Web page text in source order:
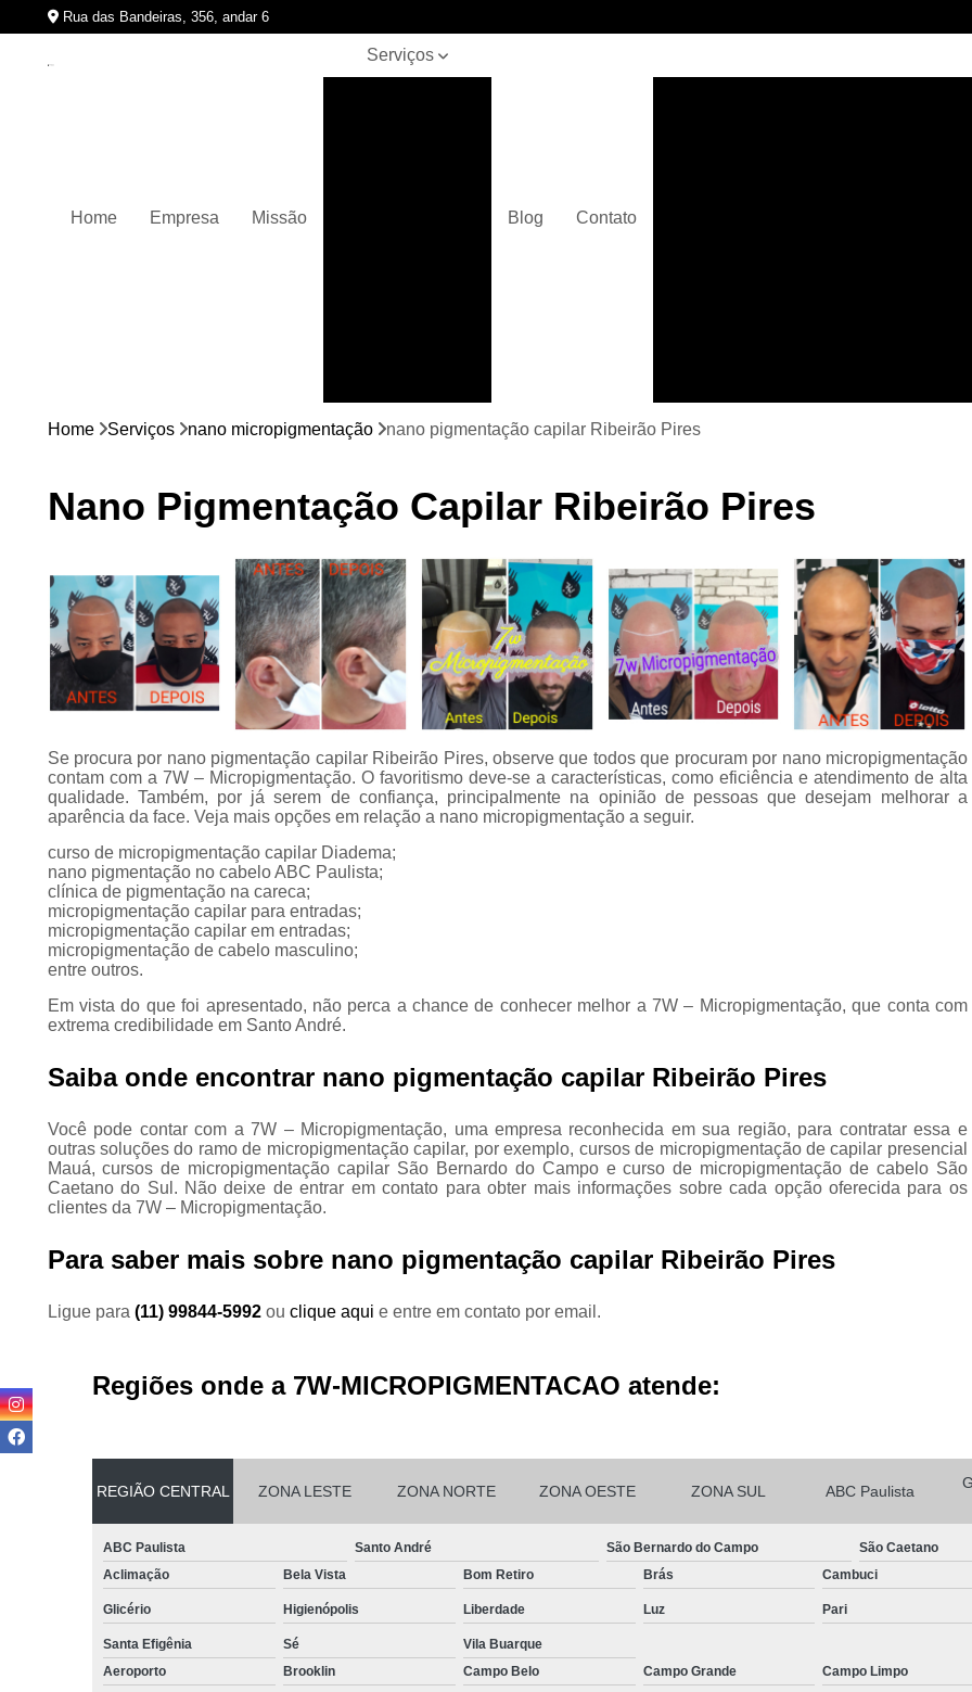
Rua das Bandeiras, 356, andar 6
Home Empresa Missão
Serviços
Preenchimento
Tratamento para
calvície
Blog Contato
Curso de
Curso de Micropigmentação Santo
Curso
Curso Presencial
Cursos de
Cursos de Micropigmentação de
Micropigmentação Capilar com
Micropigmentação Capilar em
Micropigmentação
Micropigmentação Capilar
Micropigmentação Capilar Fio
Micropigmentação de
Micropigmentação de Cabelo
Micropigmentação Fio a Fio Barba
Micropigmentação na Barba ABC
Nano Micropigmentação de Barba
Nano Pigmentação Cabelo Rio
Nano
Home Serviços nano micropigmentação nano pigmentação capilar Ribeirão Pires
Nano Pigmentação Capilar Ribeirão Pires
Se procura por nano pigmentação capilar Ribeirão Pires, observe que todos que procuram por nano micropigmentação
contam com a 7W – Micropigmentação. O favoritismo deve-se a características, como eficiência e atendimento de alta
qualidade. Também, por já serem de confiança, principalmente na opinião de pessoas que desejam melhorar a
aparência da face. Veja mais opções em relação a nano micropigmentação a seguir.
curso de micropigmentação capilar Diadema;
nano pigmentação no cabelo ABC Paulista;
clínica de pigmentação na careca;
micropigmentação capilar para entradas;
micropigmentação capilar em entradas;
micropigmentação de cabelo masculino;
entre outros.
Em vista do que foi apresentado, não perca a chance de conhecer melhor a 7W – Micropigmentação, que conta com
extrema credibilidade em Santo André.
Saiba onde encontrar nano pigmentação capilar Ribeirão Pires
Você pode contar com a 7W – Micropigmentação, uma empresa reconhecida em sua região, para contratar essa e
outras soluções do ramo de micropigmentação capilar, por exemplo, cursos de micropigmentação de capilar presencial
Mauá, cursos de micropigmentação capilar São Bernardo do Campo e curso de micropigmentação de cabelo São
Caetano do Sul. Não deixe de entrar em contato para obter mais informações sobre cada opção oferecida para os
clientes da 7W – Micropigmentação.
Para saber mais sobre nano pigmentação capilar Ribeirão Pires
Ligue para (11) 99844-5992 ou clique aqui e entre em contato por email.
Regiões onde a 7W-MICROPIGMENTACAO atende:
REGIÃO CENTRAL ZONA LESTE ZONA NORTE ZONA OESTE ZONA SUL ABC Paulista
ABC Paulista Santo André São Bernardo do Campo São Caetano
Aclimação
Bela Vista Bom Retiro Brás Cambuci
Glicério Higienópolis Liberdade Luz Pari
Santa Efigênia Sé
Vila Buarque
Aeroporto
Brooklin Campo Belo Campo Grande Campo Limpo